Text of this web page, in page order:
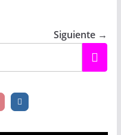
Siguiente →